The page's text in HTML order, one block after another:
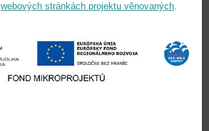
webových stránkách projektu věnovaných.